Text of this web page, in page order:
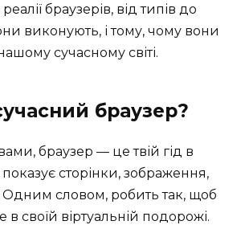
браузерів, від типів до
виконують, і тому, чому вони
сучасному світі.
браузер?
браузер — це твій гід в
показує сторінки, зображення,
Одним словом, робить так, щоб
в своїй віртуальній подорожі.